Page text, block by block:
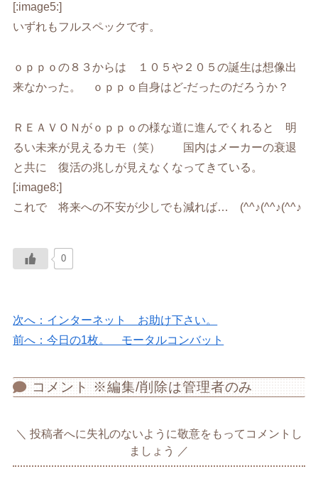
[:image5:]
いずれもフルスペックです。
ｏｐｐｏの８３からは １０５や２０５の誕生は想像出
来なかった。 ｏｐｐｏ自身はど-だったのだろうか？
ＲＥＡＶＯＮがｏｐｐｏの様な道に進んでくれると 明
るい未来が見えるカモ（笑） 国内はメーカーの衰退
と共に 復活の兆しが見えなくなってきている。
[:image8:]
これで 将来への不安が少しでも減れば… (^^♪(^^♪(^^♪
0
次へ：インターネット お助け下さい。
前へ：今日の1枚。 モータルコンバット
コメント ※編集/削除は管理者のみ
投稿者へに失礼のないように敬意をもってコメントし
ましょう